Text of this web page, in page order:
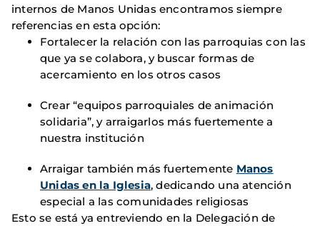
internos de Manos Unidas encontramos siempre
referencias en esta opción:
Fortalecer la relación con las parroquias con las
que ya se colabora, y buscar formas de
acercamiento en los otros casos
Crear “equipos parroquiales de animación
solidaria”, y arraigarlos más fuertemente a
nuestra institución
Arraigar también más fuertemente Manos
Unidas en la Iglesia, dedicando una atención
especial a las comunidades religiosas
Esto se está ya entreviendo en la Delegación de